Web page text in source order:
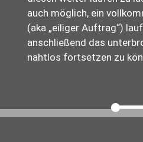
auch möglich, ein
(aka „eiliger Auftrag“)
anschließend das
nahtlos fortsetzen zu